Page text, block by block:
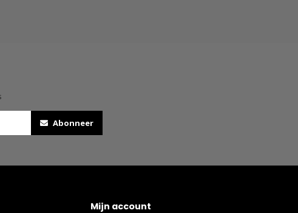
Abonneer
Mijn account